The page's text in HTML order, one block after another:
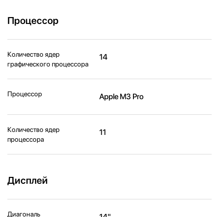
Процессор
Количество ядер
графического процессора
14
Процессор Apple M3 Pro
Количество ядер
процессора
11
Дисплей
Диагональ